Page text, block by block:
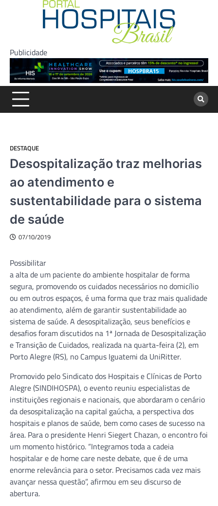
Publicidade
DESTAQUE
Desospitalização traz melhorias
ao atendimento e
sustentabilidade para o sistema
de saúde
07/10/2019
Possibilitar
a alta de um paciente do ambiente hospitalar de forma
segura, promovendo os cuidados necessários no domicílio
ou em outros espaços, é uma forma que traz mais qualidade
ao atendimento, além de garantir sustentabilidade ao
sistema de saúde. A desospitalização, seus benefícios e
desafios foram discutidos na 1ª Jornada de Desospitalização
e Transição de Cuidados, realizada na quarta-feira (2), em
Porto Alegre (RS), no Campus Iguatemi da UniRitter.
Promovido pelo Sindicato dos Hospitais e Clínicas de Porto
Alegre (SINDIHOSPA), o evento reuniu especialistas de
instituições regionais e nacionais, que abordaram o cenário
da desospitalização na capital gaúcha, a perspectiva dos
hospitais e planos de saúde, bem como cases de sucesso na
área. Para o presidente Henri Siegert Chazan, o encontro foi
um momento histórico. “Integramos toda a cadeia
hospitalar e de home care neste debate, que é de uma
enorme relevância para o setor. Precisamos cada vez mais
avançar nessa questão”, afirmou em seu discurso de
abertura.